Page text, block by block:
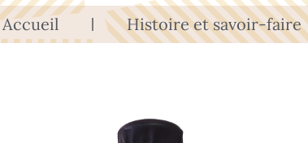
Accueil Histoire et savoir-faire